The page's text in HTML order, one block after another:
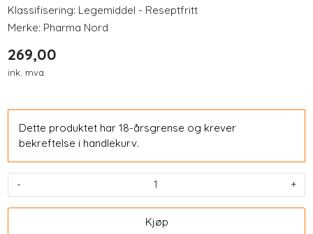
Klassifisering: Legemiddel - Reseptfritt
Merke: Pharma Nord
269,00
ink. mva.
Dette produktet har 18-årsgrense og krever
bekreftelse i handlekurv.
- +
Kjøp